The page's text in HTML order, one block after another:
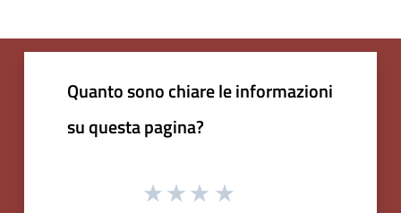
Quanto sono chiare le informazioni
su questa pagina?